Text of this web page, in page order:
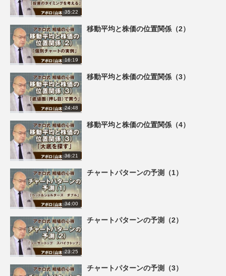
35:22
16:19
移動平均と株価の位置関係（2）
24:48
移動平均と株価の位置関係（3）
36:21
移動平均と株価の位置関係（4）
34:00
チャートパターンの予測（1）
23:25
チャートパターンの予測（2）
チャートパターンの予測（3）